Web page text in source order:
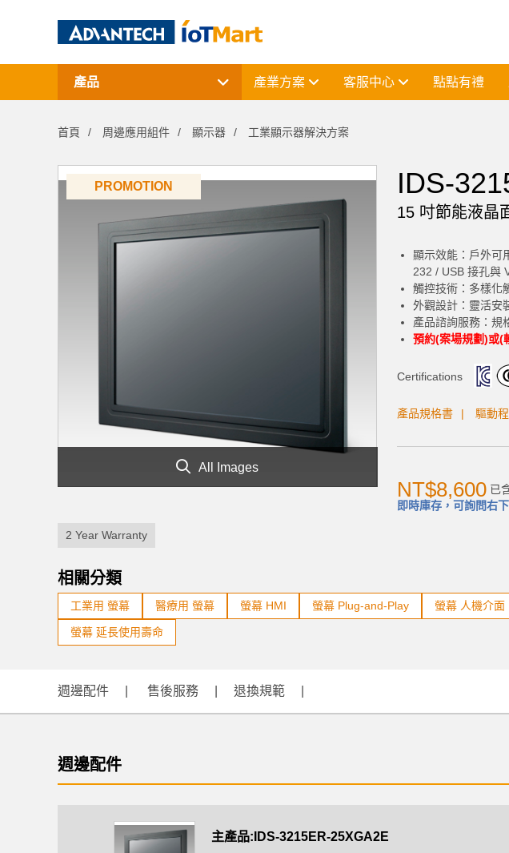
產品 產業方案 客服中心 點點有禮
電腦平台
周邊應用組件
授權軟體與研華課程
首頁 周邊應用組件 顯示器 工業顯示器解決方案
PROMOTION
All Images
2 Year Warranty
IDS-
15 吋節能液晶
顯示效能：戶外可
232 / USB 接孔與
觸控技術：多樣化
外觀設計：靈活安
產品諮詢服務： 規
預約(案場規劃)或(
Certifications
產品規格書 驅動
NT$8,600 已
即時庫存，可詢問右
產品
相關分類
工業用 螢幕 醫療用 螢幕 螢幕 HMI 螢幕 Plug-and-Play 螢幕 人機介面
螢幕 延長使用壽命
週邊配件 售後服務 退換規範
週邊配件
主產品:IDS-3215ER-25XGA2E